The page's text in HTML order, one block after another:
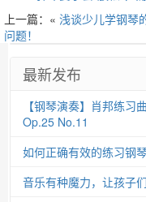
上一篇：« 浅谈少儿学钢琴
问题！
最新发布
【钢琴演奏】肖邦练习
Op.25 No.11
如何正确有效的练习钢
音乐有种魔力，让孩子